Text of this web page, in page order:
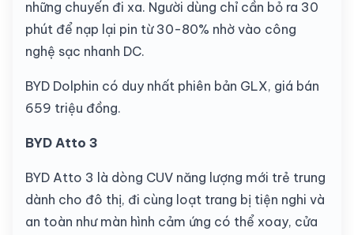
những chuyến đi xa. Người dùng chỉ cần bỏ ra 30
phút để nạp lại pin từ 30-80% nhờ vào công
nghệ sạc nhanh DC.
BYD Dolphin có duy nhất phiên bản GLX, giá bán
659 triệu đồng.
BYD Atto 3
BYD Atto 3 là dòng CUV năng lượng mới trẻ trung
dành cho đô thị, đi cùng loạt trang bị tiện nghi và
an toàn như màn hình cảm ứng có thể xoay, cửa